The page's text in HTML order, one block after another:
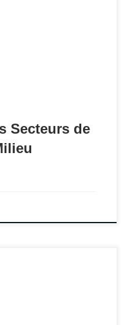
Secteurs de